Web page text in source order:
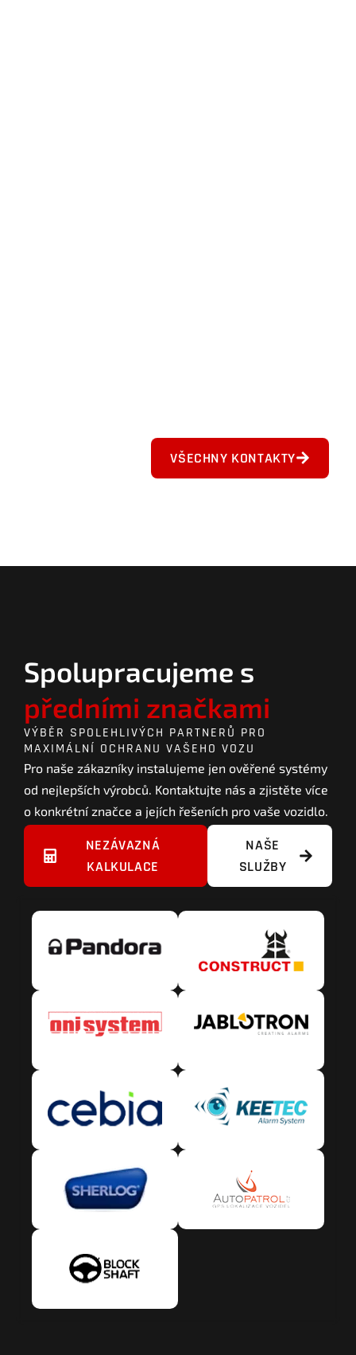
VŠECHNY KONTAKTY
Spolupracujeme s
předními značkami
VÝBĚR SPOLEHLIVÝCH PARTNERŮ PRO
MAXIMÁLNÍ OCHRANU VAŠEHO VOZU
Pro naše zákazníky instalujeme jen ověřené systémy
od nejlepších výrobců. Kontaktujte nás a zjistěte více
o konkrétní značce a jejích řešeních pro vaše vozidlo.
NEZÁVAZNÁ
KALKULACE
NAŠE
SLUŽBY